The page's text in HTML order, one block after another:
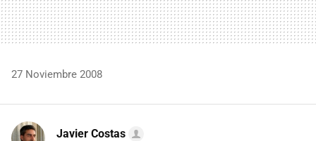
27 Noviembre 2008
Javier Costas